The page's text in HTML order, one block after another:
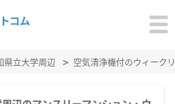
県立大学周辺 空気清浄機付のウィーク